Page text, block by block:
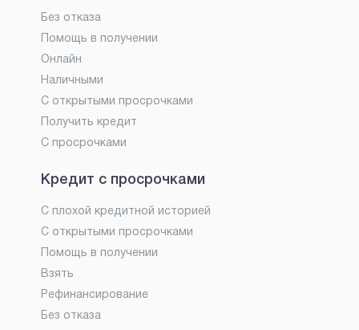
Без отказа
Помощь в получении
Онлайн
Наличными
С открытыми просрочками
Получить кредит
С просрочками
Кредит с просрочками
С плохой кредитной историей
С открытыми просрочками
Помощь в получении
Взять
Рефинансирование
Без отказа